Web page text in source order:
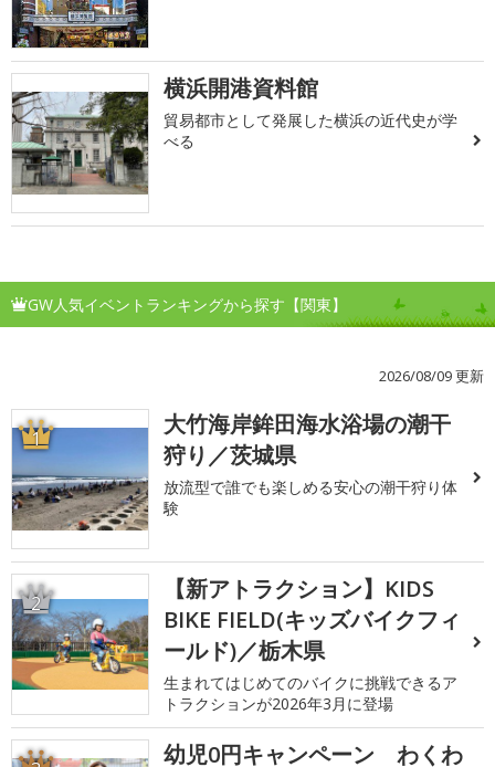
横浜開港資料館
貿易都市として発展した横浜の近代史が学
べる
GW人気イベントランキングから探す【関東】
2026/08/09 更新
1
大竹海岸鉾田海水浴場の潮干
狩り／茨城県
放流型で誰でも楽しめる安心の潮干狩り体
験
2
【新アトラクション】KIDS
BIKE FIELD(キッズバイクフィ
ールド)／栃木県
生まれてはじめてのバイクに挑戦できるア
トラクションが2026年3月に登場
幼児0円キャンペーン わくわ